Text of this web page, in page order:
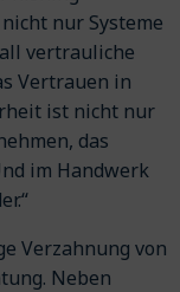
nur Systeme
vertrauliche
Vertrauen in
ist nicht nur
das
im Handwerk
Verzahnung von
Neben